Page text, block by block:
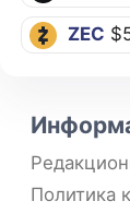
ZEC
Политика